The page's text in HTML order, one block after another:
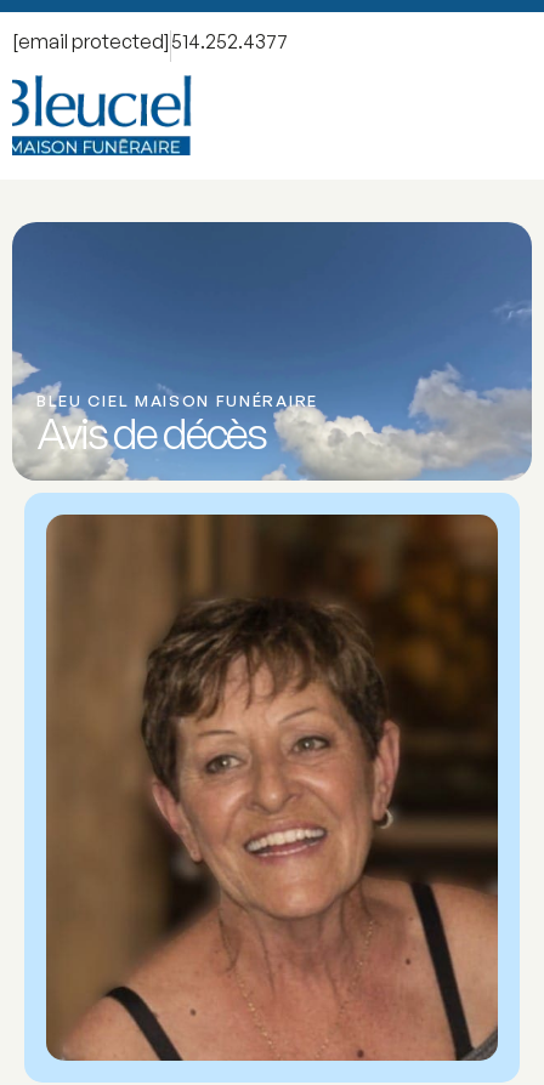
[email protected] 514.252.4377
BLEU CIEL MAISON FUNÉRAIRE
Avis de décès